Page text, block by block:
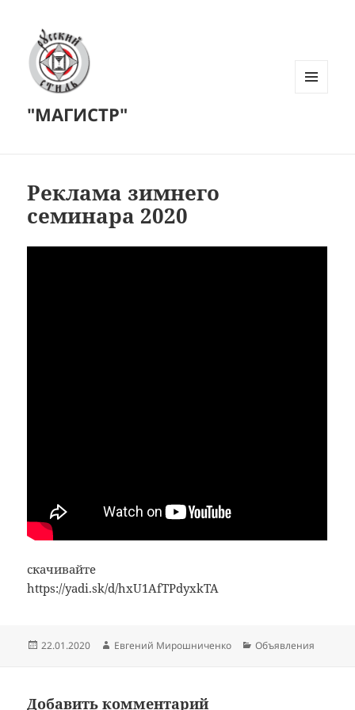
"МАГИСТР"
Реклама зимнего
семинара 2020
скачивайте
https://yadi.sk/d/hxU1AfTPdyxkTA
Опубликовано
22.01.2020 Автор
Евгений Мирошниченко Рубрики
Объявления
Добавить комментарий